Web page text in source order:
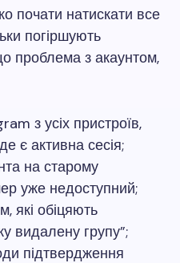
почати натискати все
погіршують
проблема з акаунтом,
з усіх пристроїв,
є активна сесія;
на старому
уже недоступний;
які обіцяють
видалену групу”;
підтвердження